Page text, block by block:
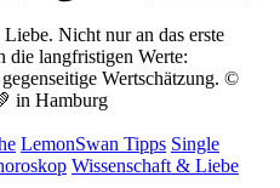
Nicht nur an das erste
die langfristigen Werte:
Wertschätzung. ©
in Hamburg
LemonSwan Tipps Single
Wissenschaft & Liebe